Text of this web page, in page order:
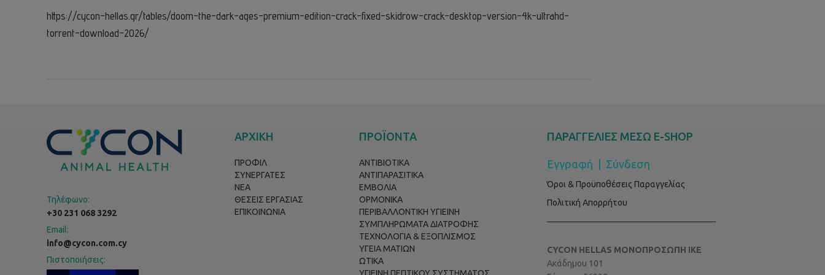
https://cycon-hellas.gr/tables/doom-the-dark-ages-premium-edition-crack-fixed-skidrow-crack-desktop-version-4k-ultrahd-
torrent-download-2026/
Τηλέφωνο:
+30 231 068 3292
Email:
info@cycon.com.cy
Πιστοποιήσεις:
ΑΡΧΙΚΗ
ΠΡΟΦΙΛ
ΣΥΝΕΡΓΑΤΕΣ
ΝΕΑ
ΘΕΣΕΙΣ ΕΡΓΑΣΙΑΣ
ΕΠΙΚΟΙΝΩΝΙΑ
ΠΡΟΪΟΝΤΑ
ΑΝΤΙΒΙΟΤΙΚΑ
ΑΝΤΙΠΑΡΑΣΙΤΙΚΑ
ΕΜΒΟΛΙΑ
ΟΡΜΟΝΙΚΑ
ΠΕΡΙΒΑΛΛΟΝΤΙΚΗ ΥΓΙΕΙΝΗ
ΣΥΜΠΛΗΡΩΜΑΤΑ ΔΙΑΤΡΟΦΗΣ
ΤΕΧΝΟΛΟΓΙΑ & ΕΞΟΠΛΙΣΜΟΣ
ΥΓΕΙΑ ΜΑΤΙΩΝ
ΩΤΙΚΑ
ΠΑΡΑΓΓΕΛΙΕΣ ΜΕΣΩ E-SHOP
Εγγραφή Σύνδεση
Όροι & Προϋποθέσεις Παραγγελίας
Πολιτική Απορρήτου
CYCON HELLAS ΜΟΝΟΠΡΟΣΩΠΗ ΙΚΕ
Ακάδημου 101